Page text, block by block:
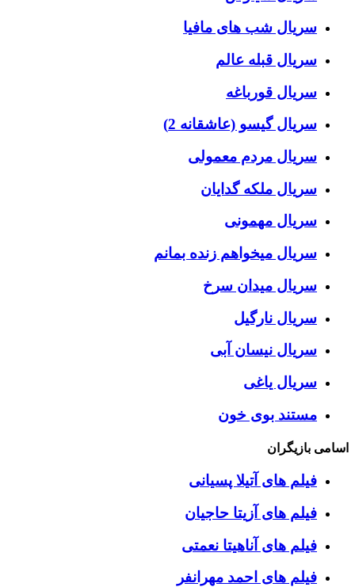
سریال شب های مافیا
سریال قبله عالم
سریال قورباغه
سریال گیسو (عاشقانه 2)
سریال مردم معمولی
سریال ملکه گدایان
سریال مهمونی
سریال میخواهم زنده بمانم
سریال میدان سرخ
سریال نارگیل
سریال نیسان آبی
سریال یاغی
مستند بوی خون
اسامی بازیگران
فیلم های آتیلا پسیانی
فیلم های آزیتا حاجیان
فیلم های آناهیتا نعمتی
فیلم های احمد مهرانفر